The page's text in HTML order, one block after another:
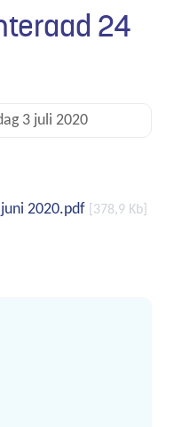
scroll
24
3 juli 2020
2020.pdf
378,9 Kb